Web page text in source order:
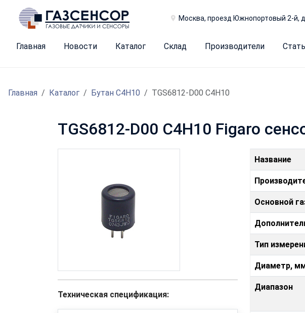
Москва, проезд Южнопортовый 2-й,
Главная Новости Каталог Склад Производители
Главная Каталог Бутан C4H10 TGS6812-D00 C4H10
TGS6812-D00 C4H10 Figaro
Техническая спецификация:
Название
Основной
Тип
Диаметр,
Диапазон